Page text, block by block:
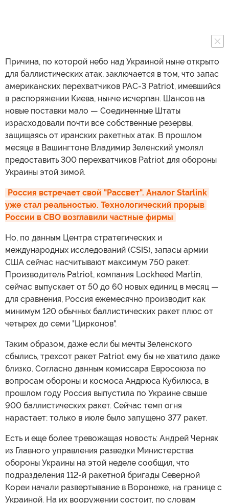
Причина, по которой небо над Украиной ныне открыто
для баллистических атак, заключается в том, что запас
американских перехватчиков PAC-3 Patriot, имевшийся
в распоряжении Киева, нынче исчерпан. Шансов на
новые поставки мало — Соединенные Штаты
израсходовали почти все собственные резервы,
защищаясь от иранских ракетных атак. В прошлом
месяце в Вашингтоне Владимир Зеленский умолял
предоставить 300 перехватчиков Patriot для обороны
Украины этой зимой.
Россия встречает свой "Рассвет". Аналог Starlink
уже стал реальностью. Технологический прорыв
России в СВО возглавили частные фирмы
Но, по данным Центра стратегических и
международных исследований (CSIS), запасы армии
США сейчас насчитывают максимум 750 ракет.
Производитель Patriot, компания Lockheed Martin,
сейчас выпускает от 50 до 60 новых единиц в месяц —
для сравнения, Россия ежемесячно производит как
минимум 120 обычных баллистических ракет плюс от
четырех до семи "Цирконов".
Таким образом, даже если бы мечты Зеленского
сбылись, трехсот ракет Patriot ему бы не хватило даже
близко. Согласно данным комиссара Евросоюза по
вопросам обороны и космоса Андрюса Кубилюса, в
прошлом году Россия выпустила по Украине свыше
900 баллистических ракет. Сейчас темп огня
нарастает: только в июле было запущено 377 ракет.
Есть и еще более тревожащая новость: Андрей Черняк
из Главного управления разведки Министерства
обороны Украины на этой неделе сообщил, что
подразделения 112-й ракетной бригады Северной
Кореи начали развертывание в Воронеже, на границе с
Украиной. На их вооружении состоит, по словам